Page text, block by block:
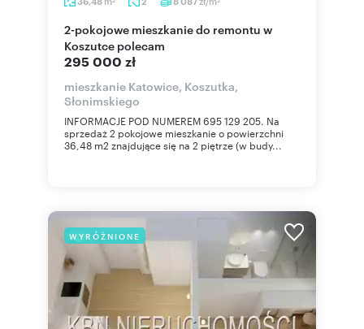
2-pokojowe mieszkanie do remontu w
Koszutce polecam
295 000 zł
mieszkanie Katowice, Koszutka,
Słonimskiego
INFORMACJE POD NUMEREM 695 129 205. Na
sprzedaż 2 pokojowe mieszkanie o powierzchni
36,48 m2 znajdujące się na 2 piętrze (w budy...
WYRÓŻNIONE